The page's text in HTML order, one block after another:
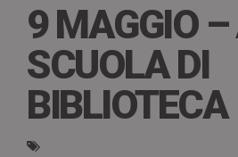
9 MAGGIO –
SCUOLA DI
BIBLIOTECA